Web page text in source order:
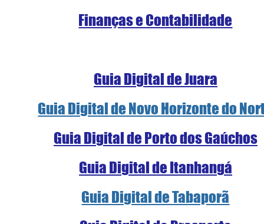
Finanças e Contabilidade
Guia Digital de Juara
Guia Digital de Novo Horizonte do
Guia Digital de Porto dos Gaúchos
Guia Digital de Itanhangá
Guia Digital de Tabaporã